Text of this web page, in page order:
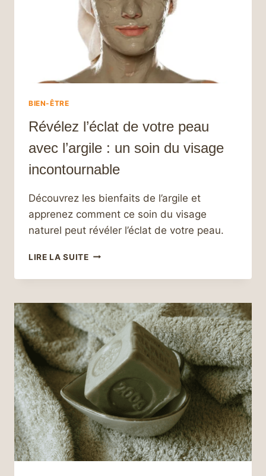
BIEN-ÊTRE
Révélez l’éclat de votre peau
avec l’argile : un soin du visage
incontournable
Découvrez les bienfaits de l’argile et
apprenez comment ce soin du visage
naturel peut révéler l’éclat de votre peau.
LIRE LA SUITERÉVÉLEZ
DE
PEAU
AVEC
L’ARGILE
:
UN
SOIN
DU
VISAGE
INCONTOURNABLE